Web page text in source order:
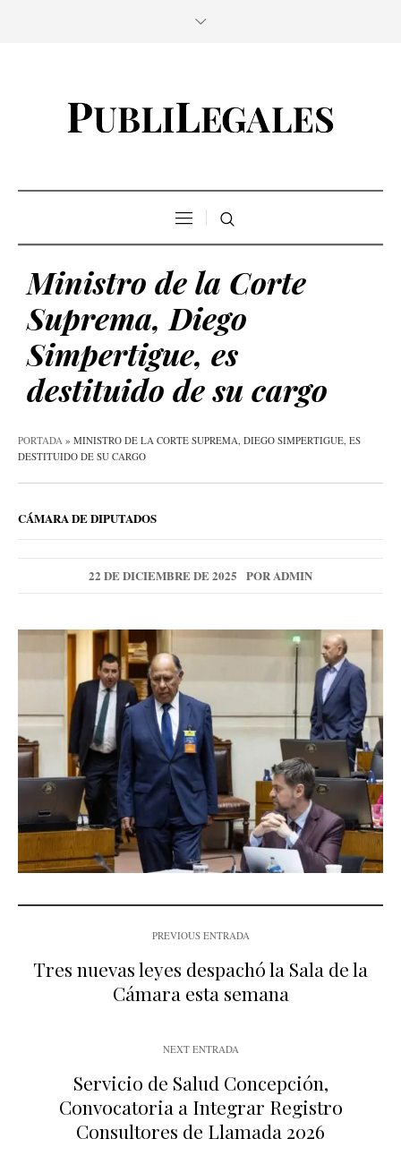
Ministro de la Corte
Suprema, Diego
Simpertigue, es
destituido de su cargo
PORTADA » MINISTRO DE LA CORTE SUPREMA, DIEGO SIMPERTIGUE, ES
DESTITUIDO DE SU CARGO
CÁMARA DE DIPUTADOS
22 DE DICIEMBRE DE 2025 PORADMIN
PREVIOUS ENTRADA
Tres nuevas leyes despachó la Sala de la
Cámara esta semana
NEXT ENTRADA
Servicio de Salud Concepción,
Convocatoria a Integrar Registro
Consultores de Llamada 2026